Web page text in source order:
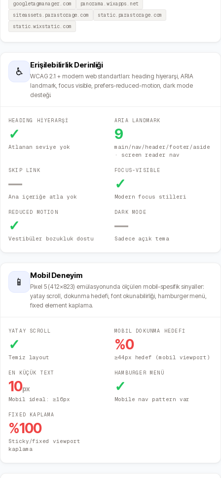
googletagmanager.com
panorama.wixapps.net
siteassets.parastorage.com
static.parastorage.com
static.wixstatic.com
♿
Erişilebilirlik Derinliği
WCAG 2.1 + modern web standartları: heading hiyerarşi, ARIA
landmark, focus visible, prefers-reduced-motion, dark mode
desteği.
HEADING HİYERARŞİ
✓
Atlanan seviye yok
ARIA LANDMARK
9
main/nav/header/footer/aside
· screen reader nav
SKIP LINK
—
Ana içeriğe atla yok
FOCUS-VISIBLE
✓
Modern focus stilleri
REDUCED MOTION
✓
Vestibüler bozukluk dostu
DARK MODE
—
Sadece açık tema
📱
Mobil Deneyim
Pixel 5 (412×823) emülasyonunda ölçülen mobil-spesifik sinyaller:
yatay scroll, dokunma hedefi, font okunabilirliği, hamburger menü,
fixed element kaplama.
YATAY SCROLL
✓
Temiz layout
MOBİL DOKUNMA HEDEFİ
%0
≥44px hedef (mobil viewport)
EN KÜÇÜK TEXT
10px
Mobil ideal: ≥16px
HAMBURGER MENÜ
✓
Mobile nav pattern var
FIXED KAPLAMA
%100
Sticky/fixed viewport
kaplama